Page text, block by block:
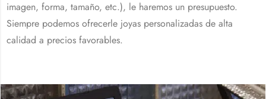
imagen, forma, tamaño, etc.), le haremos un presupuesto.
Siempre podemos ofrecerle joyas personalizadas de alta
calidad a precios favorables.